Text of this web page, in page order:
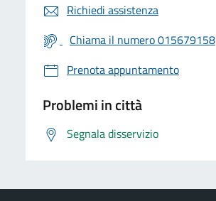
Richiedi assistenza
Chiama il numero 015679158
Prenota appuntamento
Problemi in città
Segnala disservizio